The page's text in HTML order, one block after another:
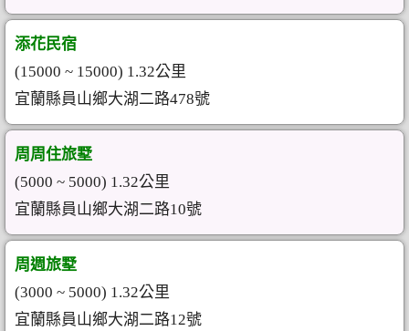
添花民宿
(15000 ~ 15000) 1.32公里
宜蘭縣員山鄉大湖二路478號
周周住旅墅
(5000 ~ 5000) 1.32公里
宜蘭縣員山鄉大湖二路10號
周週旅墅
(3000 ~ 5000) 1.32公里
宜蘭縣員山鄉大湖二路12號